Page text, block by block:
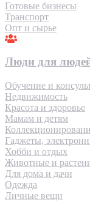
Готовые бизнесы
Транспорт
Опт и сырье
Люди для
Обучение и
Недвижимость
Красота и здоровье
Мамам и детям
Гаджеты,
Хобби и отдых
Животные и
Для дома и дачи
Одежда
Личные вещи